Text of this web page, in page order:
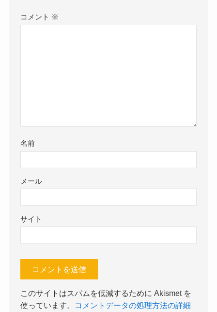
コメント ※
名前
メール
サイト
このサイトはスパムを低減するために Akismet を
使っています。
コメントデータの処理方法の詳細